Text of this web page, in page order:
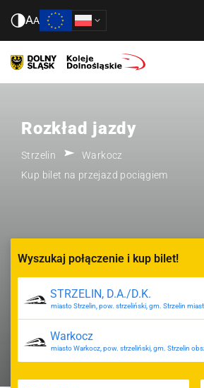
AA
Rozkład jazdy
Strzelin
Warkocz
Kup bilet na przejazd pociągiem
Wyszukaj połączenie i kup bilet!
miasto Strzelin, pow. strzeliński, gm. Strzelin
miasto Warkocz, pow. strzeliński, gm. Strzelin